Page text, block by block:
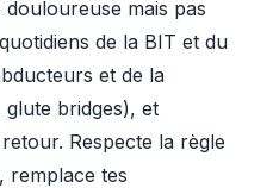
mais pas
de la BIT et du
et de la
bridges), et
Respecte la règle
remplace tes